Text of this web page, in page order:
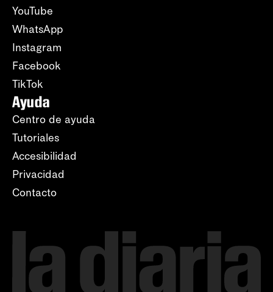
YouTube
WhatsApp
Instagram
Facebook
TikTok
Ayuda
Centro de ayuda
Tutoriales
Accesibilidad
Privacidad
Contacto